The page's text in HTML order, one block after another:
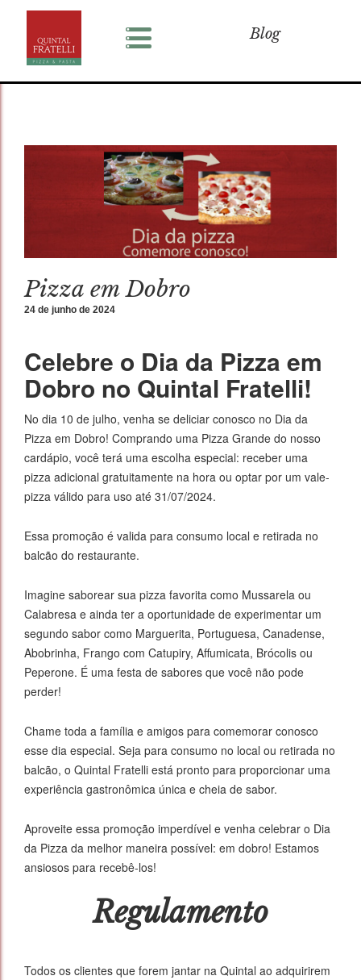
Blog
Pizza em Dobro
24 de junho de 2024
Celebre o Dia da Pizza em
Dobro no Quintal Fratelli!
No dia 10 de julho, venha se deliciar conosco no Dia da
Pizza em Dobro! Comprando uma Pizza Grande do nosso
cardápio, você terá uma escolha especial: receber uma
pizza adicional gratuitamente na hora ou optar por um vale-
pizza válido para uso até 31/07/2024.
Essa promoção é valida para consumo local e retirada no
balcão do restaurante.
Imagine saborear sua pizza favorita como Mussarela ou
Calabresa e ainda ter a oportunidade de experimentar um
segundo sabor como Marguerita, Portuguesa, Canadense,
Abobrinha, Frango com Catupiry, Affumicata, Brócolis ou
Peperone. É uma festa de sabores que você não pode
perder!
Chame toda a família e amigos para comemorar conosco
esse dia especial. Seja para consumo no local ou retirada no
balcão, o Quintal Fratelli está pronto para proporcionar uma
experiência gastronômica única e cheia de sabor.
Aproveite essa promoção imperdível e venha celebrar o Dia
da Pizza da melhor maneira possível: em dobro! Estamos
ansiosos para recebê-los!
Regulamento
Todos os clientes que forem jantar na Quintal ao adquirirem